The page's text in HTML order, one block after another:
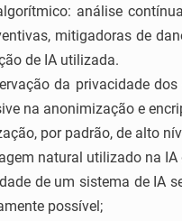
análise
mitigadoras de
de IA utilizada.
da privacidade
na anonimização e
por padrão, de alto
natural utilizado na
de um sistema de IA
possível;